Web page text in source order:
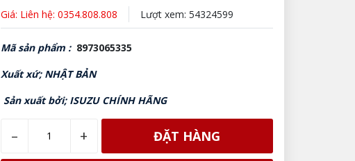
Giá: Liên hệ: 0354.808.808 Lượt xem: 54324599
Mã sản phẩm : 8973065335
Xuất xứ; NHẬT BẢN
Sản xuất bởi; ISUZU CHÍNH HÃNG
– + ĐẶT HÀNG